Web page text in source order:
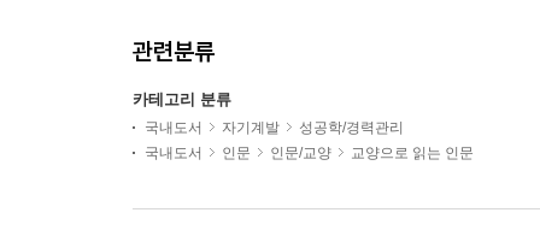
관련분류
카테고리 분류
국내도서 자기계발
성공학/경력관리
국내도서
인문 인문/교양 교양으로 읽는 인문